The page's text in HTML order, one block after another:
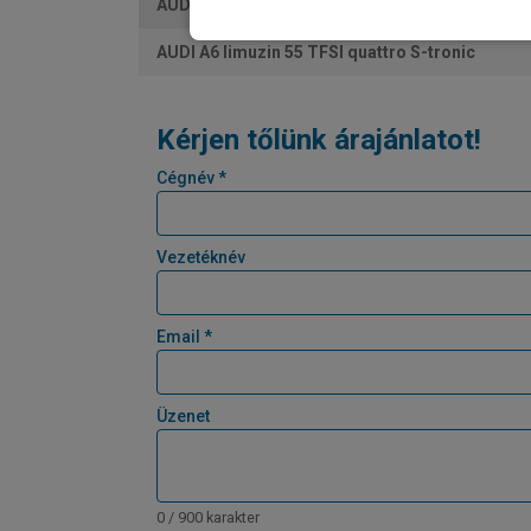
AUDI A6 limuzin e-hybrid 270kW quattro S tronic
AUDI A6 limuzin 55 TFSI quattro S-tronic
Kérjen tőlünk árajánlatot!
Cégnév *
Vezetéknév
Email *
Üzenet
0 / 900 karakter